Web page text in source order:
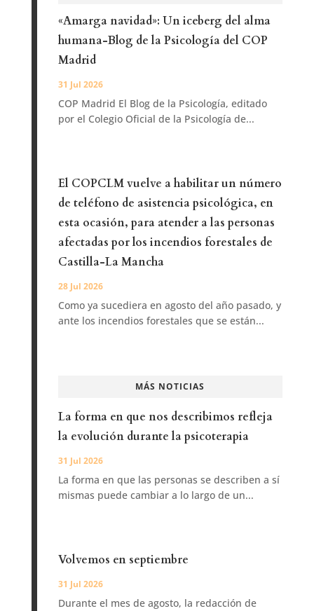
«Amarga navidad»: Un iceberg del alma
humana-Blog de la Psicología del COP
Madrid
31 Jul 2026
COP Madrid El Blog de la Psicología, editado
por el Colegio Oficial de la Psicología de...
El COPCLM vuelve a habilitar un número
de teléfono de asistencia psicológica, en
esta ocasión, para atender a las personas
afectadas por los incendios forestales de
Castilla-La Mancha
28 Jul 2026
Como ya sucediera en agosto del año pasado, y
ante los incendios forestales que se están...
MÁS NOTICIAS
La forma en que nos describimos refleja
la evolución durante la psicoterapia
31 Jul 2026
La forma en que las personas se describen a sí
mismas puede cambiar a lo largo de un...
Volvemos en septiembre
31 Jul 2026
Durante el mes de agosto, la redacción de